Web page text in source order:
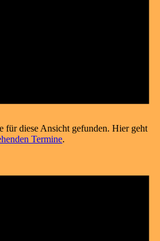
für diese Ansicht gefunden. Hier geht
Termine.